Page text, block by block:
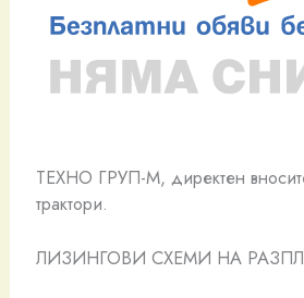
TЕХНО ГРУП-М, директен
трактори.
ЛИЗИНГОВИ СХЕМИ НА